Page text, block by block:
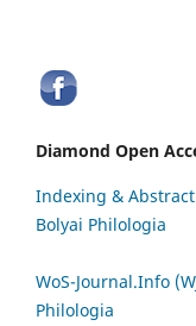
Diamond Open
Indexing &
Bolyai Philologia
WoS-Journal.Info
Philologia